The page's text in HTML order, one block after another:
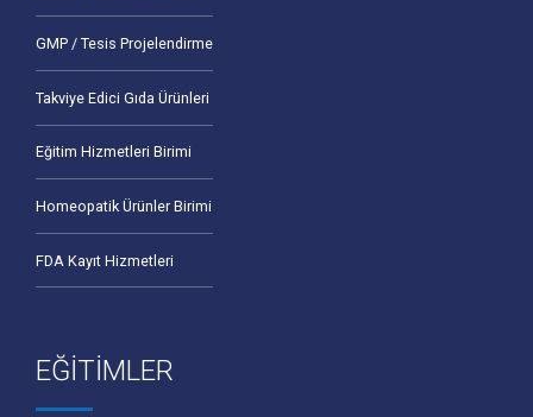
GMP / Tesis Projelendirme
Takviye Edici Gıda Ürünleri
Eğitim Hizmetleri Birimi
Homeopatik Ürünler Birimi
FDA Kayıt Hizmetleri
EĞİTİMLER